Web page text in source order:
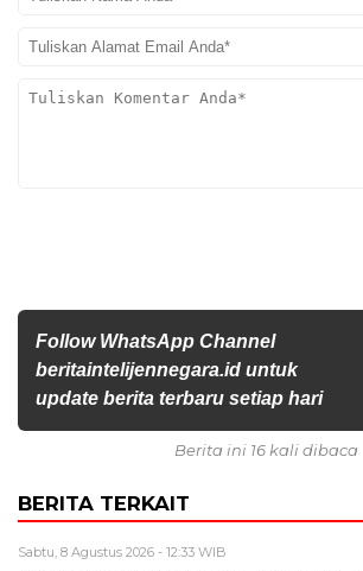
Follow WhatsApp Channel
beritaintelijennegara.id untuk
update berita terbaru setiap hari
Berita ini 16 kali dibaca
BERITA TERKAIT
Sabtu, 8 Agustus 2026 - 12:33 WIB